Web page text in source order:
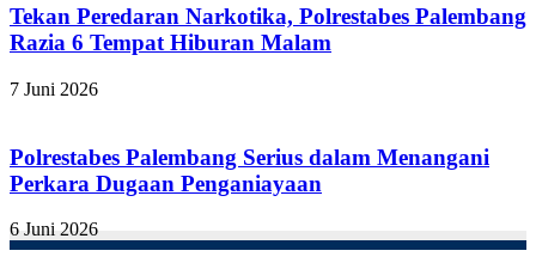
Tekan Peredaran Narkotika, Polrestabes Palembang
Razia 6 Tempat Hiburan Malam
7 Juni 2026
Polrestabes Palembang Serius dalam Menangani
Perkara Dugaan Penganiayaan
6 Juni 2026